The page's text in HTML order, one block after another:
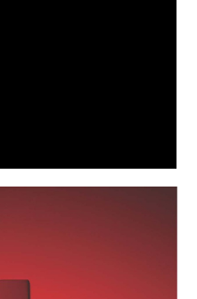
ありませんが、特別